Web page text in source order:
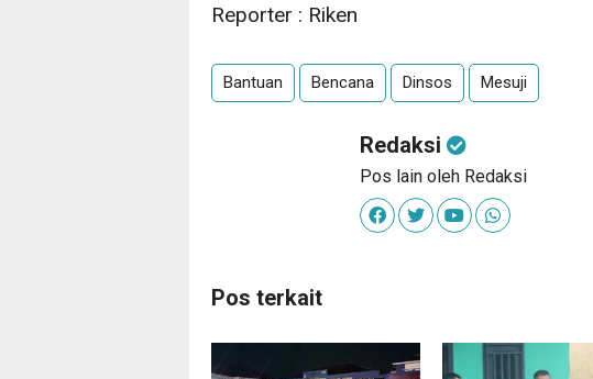
Reporter : Riken
Bantuan Bencana Dinsos Mesuji
Redaksi
Pos lain oleh Redaksi
Pos terkait